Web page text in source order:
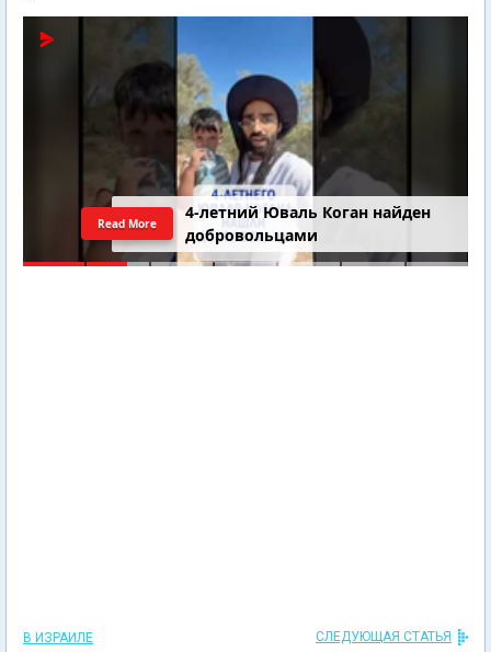
4-летний Юваль Коган найден
добровольцами
Read More
В ИЗРАИЛЕ СЛЕДУЮЩАЯ СТАТЬЯ